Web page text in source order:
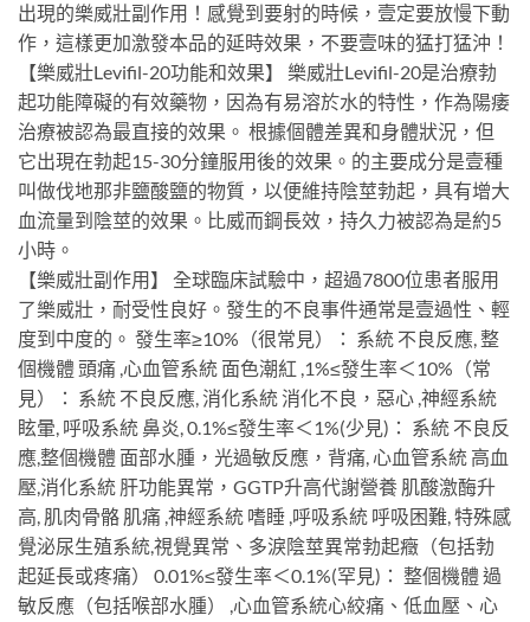
出現的樂威壯副作用！感覺到要射的時候，壹定要放慢下動
作，這樣更加激發本品的延時效果，不要壹味的猛打猛沖！
【樂威壯Levifil-20功能和效果】 樂威壯Levifil-20是治療勃
起功能障礙的有效藥物，因為有易溶於水的特性，作為陽痿
治療被認為最直接的效果。 根據個體差異和身體狀況，但
它出現在勃起15-30分鐘服用後的效果。的主要成分是壹種
叫做伐地那非鹽酸鹽的物質，以便維持陰莖勃起，具有增大
血流量到陰莖的效果。比威而鋼長效，持久力被認為是約5
小時。
【樂威壯副作用】 全球臨床試驗中，超過7800位患者服用
了樂威壯，耐受性良好。發生的不良事件通常是壹過性、輕
度到中度的。 發生率≥10%（很常見）： 系統 不良反應, 整
個機體 頭痛 ,心血管系統 面色潮紅 ,1%≤發生率＜10%（常
見）： 系統 不良反應, 消化系統 消化不良，惡心 ,神經系統
眩暈, 呼吸系統 鼻炎, 0.1%≤發生率＜1%(少見)： 系統 不良反
應,整個機體 面部水腫，光過敏反應，背痛, 心血管系統 高血
壓,消化系統 肝功能異常，GGTP升高代謝營養 肌酸激酶升
高, 肌肉骨骼 肌痛 ,神經系統 嗜睡 ,呼吸系統 呼吸困難, 特殊感
覺泌尿生殖系統,視覺異常、多淚陰莖異常勃起癥（包括勃
起延長或疼痛） 0.01%≤發生率＜0.1%(罕見)： 整個機體 過
敏反應（包括喉部水腫） ,心血管系統心絞痛、低血壓、心